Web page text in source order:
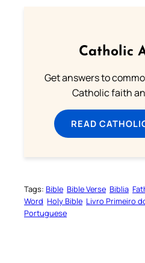
Catholic
Get answers to
Catholic faith
READ
Tags: Bible Bible Verse Biblia
Word Holy Bible Livro Primeiro
Portuguese